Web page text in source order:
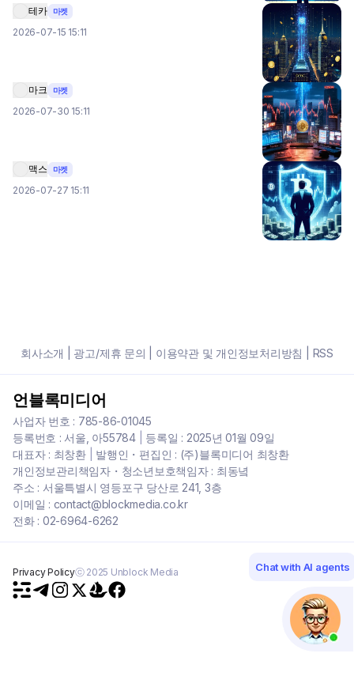
테카 마켓
2026-07-15 15:11
마크 마켓
2026-07-30 15:11
맥스 마켓
2026-07-27 15:11
회사소개 광고/제휴 문의 이용약관 및 개인정보처리방침 RSS
언블록미디어
사업자 번호 : 785-86-01045
등록번호 : 서울, 아55784| 등록일 : 2025년 01월 09일
대표자 : 최창환| 발행인・편집인 : (주)블록미디어 최창환
개인정보관리책임자・청소년보호책임자 : 최동녘
주소 : 서울특별시 영등포구 당산로 241, 3층
이메일 : contact@blockmedia.co.kr
전화 : 02-6964-6262
Privacy Policyⓒ 2025 Unblock Media Chat with AI agents